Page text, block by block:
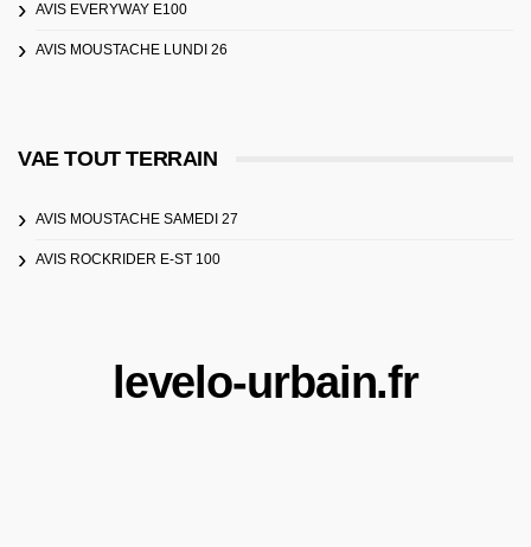
AVIS EVERYWAY E100
AVIS MOUSTACHE LUNDI 26
VAE TOUT TERRAIN
AVIS MOUSTACHE SAMEDI 27
AVIS ROCKRIDER E-ST 100
levelo-urbain.fr